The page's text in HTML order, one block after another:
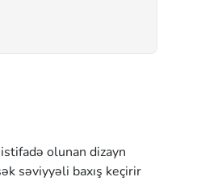
olunan dizayn
səviyyəli baxış keçirir